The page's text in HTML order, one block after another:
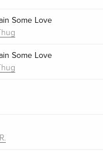
Some Love
Some Love